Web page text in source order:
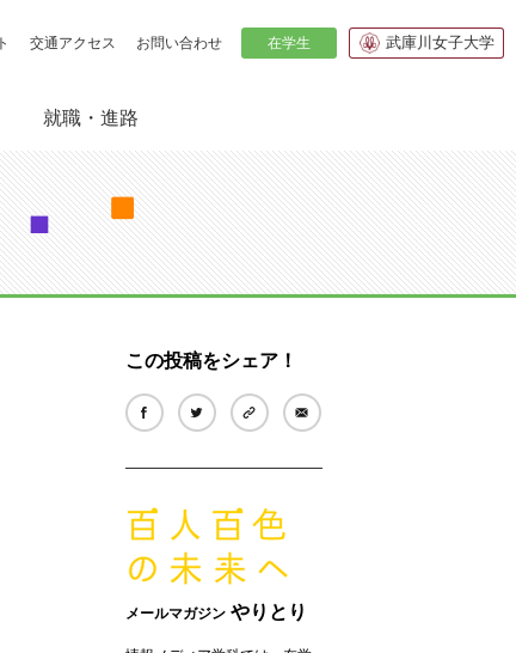
交通アクセス お問い合わせ 在学生 武庫川女子大学
就職・進路
この投稿をシェア！
メールマガジンやりとり